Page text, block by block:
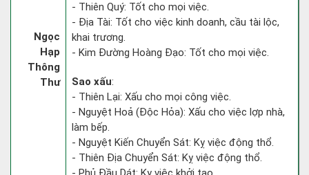
Ngọc
Hạp
Thông
Thư
- Thiên Quý: Tốt cho mọi việc.
- Địa Tài: Tốt cho việc kinh doanh, cầu tài lộc,
khai trương.
- Kim Đường Hoàng Đạo: Tốt cho mọi việc.
Sao xấu:
- Thiên Lại: Xấu cho mọi công việc.
- Nguyệt Hoả (Độc Hỏa): Xấu cho việc lợp nhà,
làm bếp.
- Nguyệt Kiến Chuyển Sát: Kỵ việc động thổ.
- Thiên Địa Chuyển Sát: Kỵ việc động thổ.